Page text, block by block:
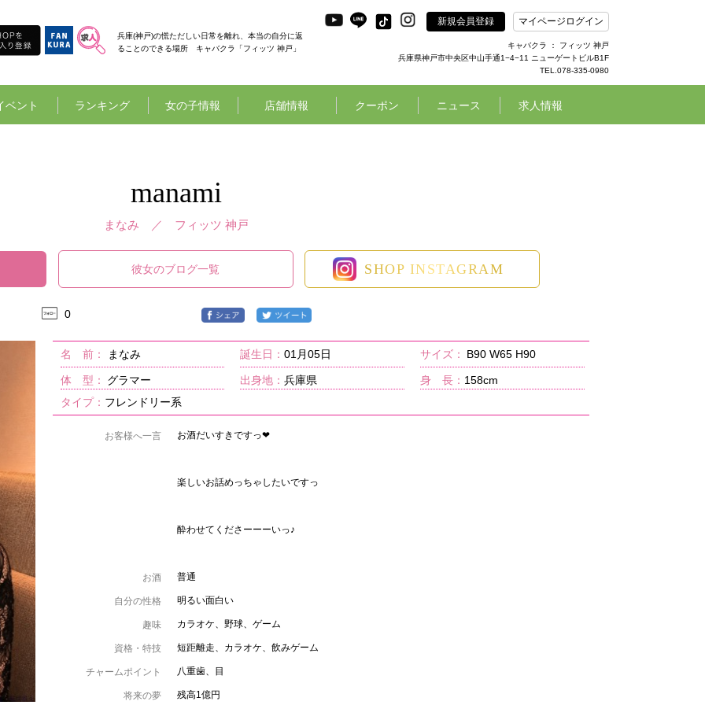
兵庫(神戸)の慌ただしい日常を離れ、本当の自分に返
ることのできる場所 キャバクラ「フィッツ 神戸」
新規会員登録 マイページログイン
キャバクラ ： フィッツ 神戸
兵庫県神戸市中央区中山手通1−4−11 ニューゲートビルB1F
TEL.078-335-0980
ベント ランキング 女の子情報 店舗情報 クーポン ニュース 求人情報
manami
まなみ ／ フィッツ 神戸
彼女のブログ一覧 SHOP INSTAGRAM
0
名 前： まなみ 誕生日：01月05日 サイズ： B90 W65 H90
体 型： グラマー 出身地：兵庫県 身 長： 158cm
タイプ： フレンドリー系
お客様へ一言 お酒だいすきですっ❤︎
楽しいお話めっちゃしたいですっ
酔わせてくださーーーいっ♪
お酒 普通
自分の性格 明るい面白い
趣味 カラオケ、野球、ゲーム
資格・特技 短距離走、カラオケ、飲みゲーム
チャームポイント 八重歯、目
将来の夢 残高1億円